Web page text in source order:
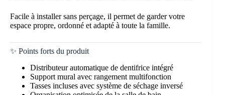
Facile à installer sans perçage, il permet de garder votre
espace propre, ordonné et adapté à toute la famille.
✨ Points forts du produit
Distributeur automatique de dentifrice intégré
Support mural avec rangement multifonction
Tasses incluses avec système de séchage inversé